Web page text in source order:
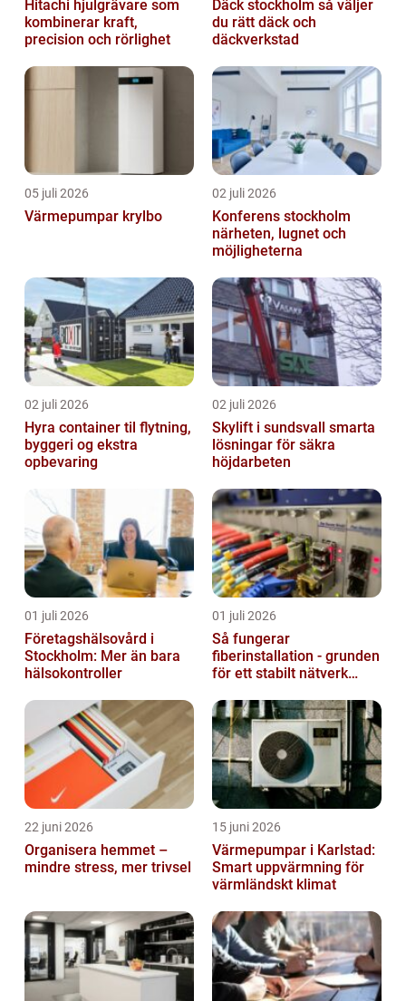
Hitachi hjulgrävare som
kombinerar kraft,
precision och rörlighet
Däck stockholm så väljer
du rätt däck och
däckverkstad
05 juli 2026
Värmepumpar krylbo
02 juli 2026
Konferens stockholm
närheten, lugnet och
möjligheterna
02 juli 2026
Hyra container til flytning,
byggeri og ekstra
opbevaring
02 juli 2026
Skylift i sundsvall smarta
lösningar för säkra
höjdarbeten
01 juli 2026
Företagshälsovård i
Stockholm: Mer än bara
hälsokontroller
01 juli 2026
Så fungerar
fiberinstallation - grunden
för ett stabilt nätverk
22 juni 2026
Organisera hemmet –
mindre stress, mer trivsel
15 juni 2026
Värmepumpar i Karlstad:
Smart uppvärmning för
värmländskt klimat